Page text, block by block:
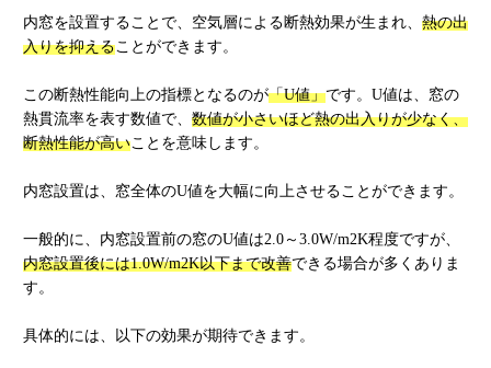
内窓を設置することで、空気層による断熱効果が生まれ、 熱の出
入りを抑えることができます。
この断熱性能向上の指標となるのが「U値」です。U値は、窓の
熱貫流率を表す数値で、 数値が小さいほど熱の出入りが少なく、
断熱性能が高いことを意味します。
内窓設置は、窓全体のU値を大幅に向上させることができます。
一般的に、内窓設置前の窓のU値は2.0～3.0W/m2K程度ですが、
内窓設置後には1.0W/m2K以下まで改善できる場合が多くありま
す。
具体的には、以下の効果が期待できます。